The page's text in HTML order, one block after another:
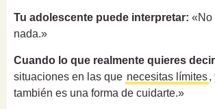
Tu adolescente puede interpretar: «No
nada.»
Cuando lo que realmente quieres
situaciones en las que necesitas límites,
también es una forma de cuidarte.»